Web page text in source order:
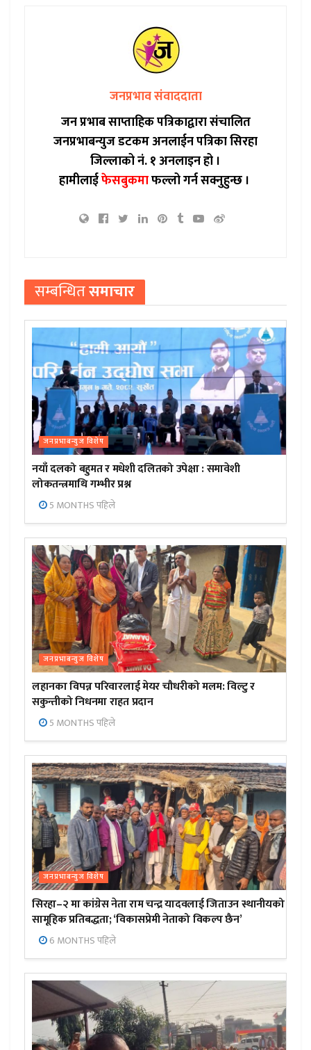
जनप्रभाव संवाददाता
जन प्रभाब साप्ताहिक पत्रिकाद्वारा संचालित
जनप्रभाबन्युज डटकम अनलाईन पत्रिका सिरहा
जिल्लाको नं. १ अनलाइन हो ।
हामीलाईफेसबुकमाफल्लो गर्न सक्नुहुन्छ ।
सम्बन्धितसमाचार
जनप्रभाबन्युज विशेष
नयाँ दलको बहुमत र मधेशी दलितको उपेक्षा : समावेशी
लोकतन्त्रमाथि गम्भीर प्रश्न
5 MONTHS पहिले
जनप्रभाबन्युज विशेष
लहानका विपन्न परिवारलाई मेयर चौधरीको मलम: विल्टु र
सकुन्तीको निधनमा राहत प्रदान
5 MONTHS पहिले
जनप्रभाबन्युज विशेष
सिरहा–२ मा कांग्रेस नेता राम चन्द्र यादवलाई जिताउन स्थानीयको
सामूहिक प्रतिबद्धता; ‘विकासप्रेमी नेताको विकल्प छैन’
6 MONTHS पहिले